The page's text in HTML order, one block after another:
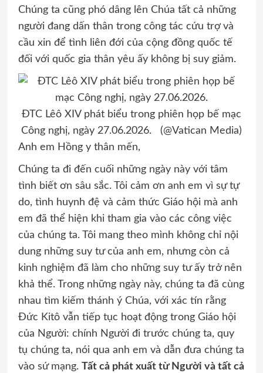
Chúng ta cũng phó dâng lên Chúa tất cả những
người đang dấn thân trong công tác cứu trợ và
cầu xin để tình liên đới của cộng đồng quốc tế
đối với quốc gia thân yêu ấy không bị suy giảm.
ĐTC Lêô XIV phát biểu trong phiên họp bế mạc
Công nghị, ngày 27.06.2026. (@Vatican Media)
Anh em Hồng y thân mến,
Chúng ta đi đến cuối những ngày này với tâm
tình biết ơn sâu sắc. Tôi cảm ơn anh em vì sự tự
do, tình huynh đệ và cảm thức Giáo hội mà anh
em đã thể hiện khi tham gia vào các công việc
của chúng ta. Tôi mang theo mình không chỉ nội
dung những suy tư của anh em, nhưng còn cả
kinh nghiệm đã làm cho những suy tư ấy trở nên
khả thể. Trong những ngày này, chúng ta đã cùng
nhau tìm kiếm thánh ý Chúa, với xác tín rằng
Đức Kitô vẫn tiếp tục hoạt động trong Giáo hội
của Người: chính Người đi trước chúng ta, quy
tụ chúng ta, nói qua anh em và dẫn đưa chúng ta
vào sứ mạng. Tất cả phát xuất từ Người và tất cả